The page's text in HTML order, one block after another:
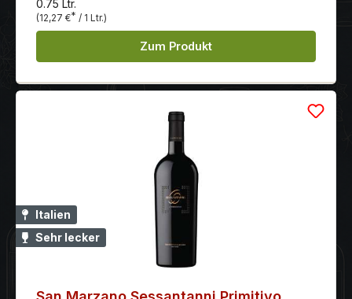
0.75 Ltr.
(12,27 €* / 1 Ltr.)
Zum Produkt
Italien
Sehr lecker